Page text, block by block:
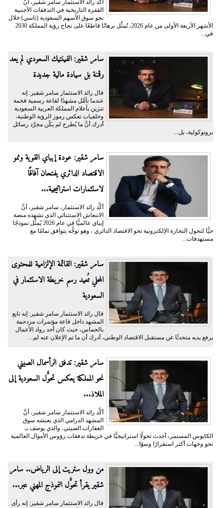
أكَّد رائد الاستثمار سامر شقير، أنَّ
القفزة التاريخية في التدفقات الأجنبية
نحو سوق الأسهم السعودية (تاسي) خلال
الأشهر الأربعة الأولى من عام 2026، تُمثِّل برهانًا قاطعًا على نجاح رؤية المملكة 2030
في...
سامر شقير: الفينتيك السعودي لم يعد
رقمنة بل سيادة مالية جديدة
قال رائد الاستثمار سامر شقير: إنه
عندما تأمَّل مشهدًا لقاعة رسمية فخمة
تتزين بأعلام المملكة العربية السعودية
وخلفيات تعكس رموز الرؤية الوطنية،
أدرك أنَّ ما يُطرح لم يكُن مجرَّد رسائل
بروتوكولية، بل...
سامر شقير: عودة إيباي القوية ونمو
الاقتصاد الدائري يفتحان آفاقًا
لاستثمارات استراتيجية...
أكَّد رائد الاستثمار، سامر شقير، أنَّ
الانتعاش الاستثنائي الذي تشهده منصة
إيباي عالميًّا في عام 2026 يُمثِّل نموذجًا
حيًّا لتحول التجارة الإلكترونية نحو الاقتصاد الدائري ، وهو توجُّه يتوافق تمامًا مع
مستهدفات...
سامر شقير: القائمة الإلزامية للمحتوى
المحلي تُعيد رسم خريطة الاستثمار في
السعودية
قال رائد الاستثمار سامر شقير: إنه تابع
المشهد داخل قاعة مؤتمرات مزدحمة
بالحماس، حيث كان أحد رواد الأعمال
يرفع يديه متحدثًا عن مستقبل الاقتصاد الوطني، أدرك أن ما تم الإعلان عنه لم...
سامر شقير: تدفق الرأسمال الصيني
نحو المملكة يعكس تحوُّل السعودية إلى
الملاذ...
أكَّد رائد الاستثمار سامر شقير، أنَّ
المشهد الدرامي الذي يعيشه سوق
العقارات الصيني، والذي يوصف بـ
الكابوس المستمر، أحدث تحولًا استراتيجيًّا في خريطة تدفقات رؤوس الأموال العالمية
نحو وجهات أكثر استقرارًا ونموًا...
من وول ستريت إلى الرياض.. سامر
شقير يقرأ تحوُّل النموذج المهني عبر...
قال رائد الاستثمار سامر شقير: إنه رأى